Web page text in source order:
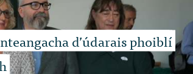
d’údarais phoiblí